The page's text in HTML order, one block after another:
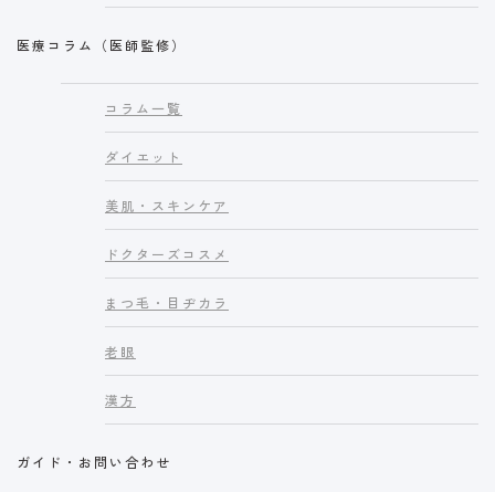
医療コラム（医師監修）
コラム一覧
ダイエット
美肌・スキンケア
ドクターズコスメ
まつ毛・目ヂカラ
老眼
漢方
ガイド・お問い合わせ